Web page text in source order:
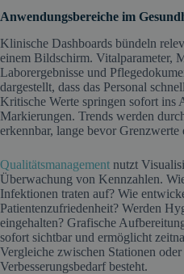
Anwendungsbereiche im
Klinische Dashboards bündeln
einem Bildschirm. Vitalparameter,
Laborergebnisse und
dargestellt, dass das Personal
Kritische Werte springen sofort ins
Markierungen. Trends werden
erkennbar, lange bevor Grenzwerte
Qualitätsmanagement nutzt
Überwachung von Kennzahlen.
Infektionen traten auf? Wie
Patientenzufriedenheit? Werden
eingehalten? Grafische
sofort sichtbar und ermöglicht
Vergleiche zwischen Stationen
Verbesserungsbedarf besteht.